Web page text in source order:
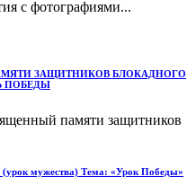
с фотографиями...
ЗАЩИТНИКОВ БЛОКАДНОГО
ПОБЕДЫ
памяти защитников
(урок мужества) Тема: «Урок Победы»